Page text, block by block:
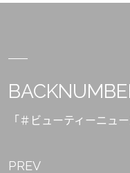
「＃ビューティーニュ
PREV